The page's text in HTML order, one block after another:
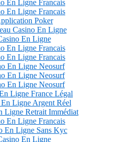
En Ligne Francais
En Ligne Francais
Poker
Casino En Ligne
En Ligne
En Ligne Francais
En Ligne Francais
En Ligne Neosurf
En Ligne Neosurf
En Ligne Neosurf
Ligne France Légal
Ligne Argent Réel
Ligne Retrait Immédiat
En Ligne Francais
En Ligne Sans Kyc
En Ligne